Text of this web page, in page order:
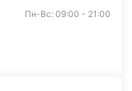
Пн-Вс: 09:00 - 21:00